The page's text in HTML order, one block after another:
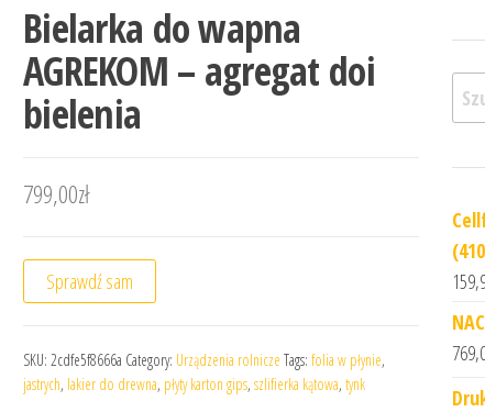
Bielarka do wapna
AGREKOM – agregat doi
bielenia
799,00zł
Sprawdź sam
SKU: 2cdfe5f8666a Category: Urządzenia rolnicze Tags: folia w płynie,
jastrych, lakier do drewna, płyty karton gips, szlifierka kątowa, tynk